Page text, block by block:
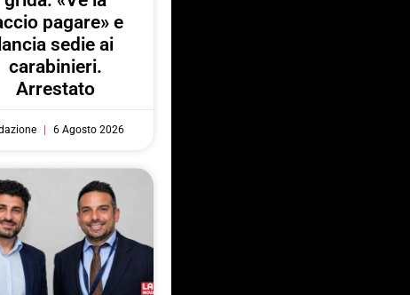
pagare» e
lancia sedie ai
carabinieri.
Arrestato
6 Agosto 2026